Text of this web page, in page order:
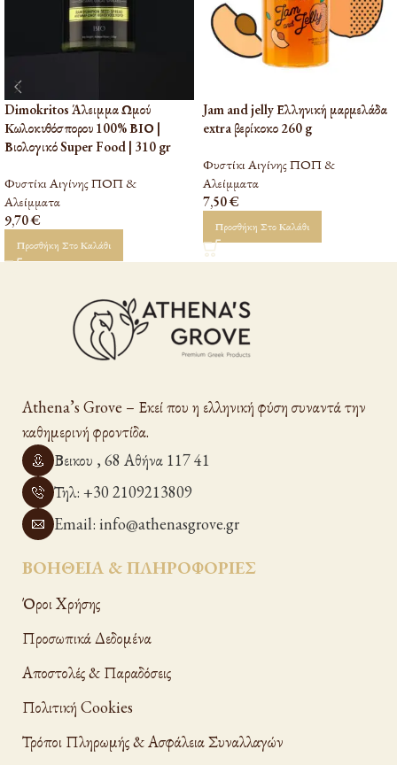
Dimokritos Άλειμμα Ωμού
Κωλοκυθόσπορου 100% ΒΙΟ |
Βιολογικό Super Food | 310 gr
Φυστίκι Αιγίνης ΠΟΠ &
Αλείμματα
9,70€
Προσθήκη Στο Καλάθι
Jam and jelly Ελληνική μαρμελάδα
extra βερίκοκο 260 g
Φυστίκι Αιγίνης ΠΟΠ &
Αλείμματα
7,50€
Προσθήκη Στο Καλάθι
Athena’s Grove – Εκεί που η ελληνική φύση συναντά την
καθημερινή φροντίδα.
Βεικου , 68 Αθήνα 117 41
Τηλ: +30 2109213809
Email: info@athenasgrove.gr
ΒΟΗΘΕΙΑ & ΠΛΗΡΟΦΟΡΙΕΣ
Όροι Xρήσης
Προσωπικά Δεδομένα
Αποστολές & Παραδόσεις
Πολιτική Cookies
Τρόποι Πληρωμής & Ασφάλεια Συναλλαγών